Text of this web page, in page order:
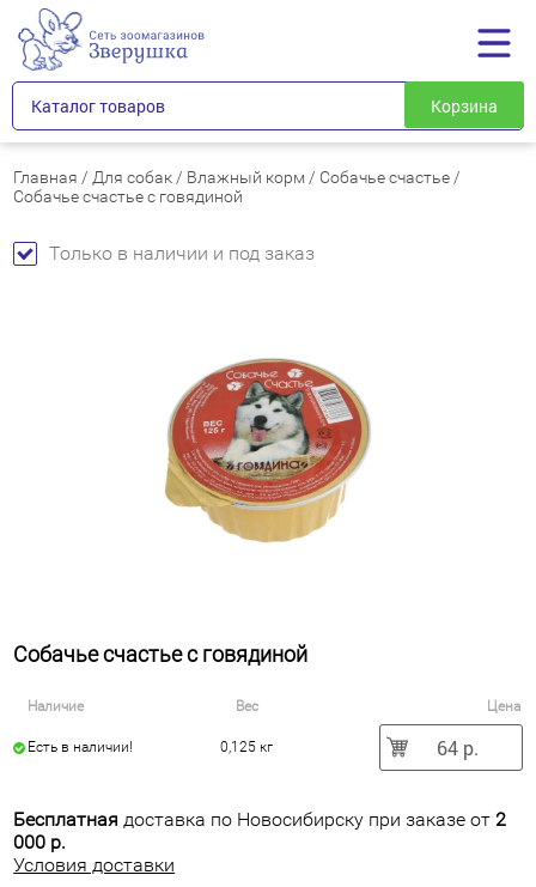
Каталог товаров Корзина
Главная / Для собак / Влажный корм / Собачье счастье /
Собачье счастье с говядиной
Только в наличии и под заказ
Собачье счастье с говядиной
Наличие Вес Цена
Есть в наличии! 0,125 кг 64 р.
Бесплатная доставка по Новосибирску при заказе от 2
000 р.
Условия доставки